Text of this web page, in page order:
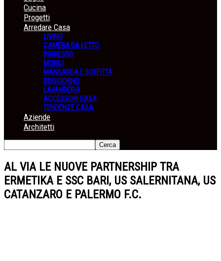
Cucina
Progetti
Arredare Casa
LIVING
CAMERA DA LETTO
INGRESSO
MOBILI
MANSARDA E SOFFITTA
SOGGIORNO
LAVANDERIA
ACCESSORI CASA
TENDENZE CASA
Aziende
Architetti
AL VIA LE NUOVE PARTNERSHIP TRA
ERMETIKA E SSC BARI, US SALERNITANA, US
CATANZARO E PALERMO F.C.